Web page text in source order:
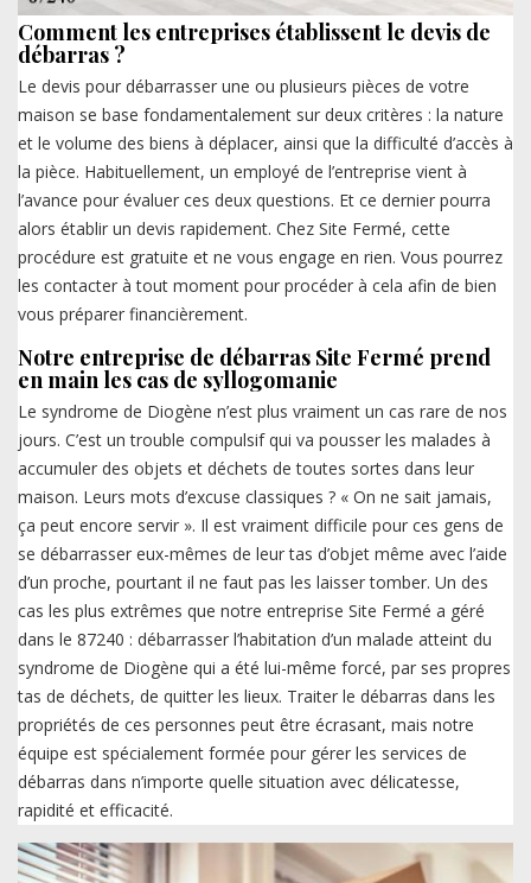
Comment les entreprises établissent le devis de
débarras ?
Le devis pour débarrasser une ou plusieurs pièces de votre
maison se base fondamentalement sur deux critères : la nature
et le volume des biens à déplacer, ainsi que la difficulté d’accès à
la pièce. Habituellement, un employé de l’entreprise vient à
l’avance pour évaluer ces deux questions. Et ce dernier pourra
alors établir un devis rapidement. Chez Site Fermé, cette
procédure est gratuite et ne vous engage en rien. Vous pourrez
les contacter à tout moment pour procéder à cela afin de bien
vous préparer financièrement.
Notre entreprise de débarras Site Fermé prend
en main les cas de syllogomanie
Le syndrome de Diogène n’est plus vraiment un cas rare de nos
jours. C’est un trouble compulsif qui va pousser les malades à
accumuler des objets et déchets de toutes sortes dans leur
maison. Leurs mots d’excuse classiques ? « On ne sait jamais,
ça peut encore servir ». Il est vraiment difficile pour ces gens de
se débarrasser eux-mêmes de leur tas d’objet même avec l’aide
d’un proche, pourtant il ne faut pas les laisser tomber. Un des
cas les plus extrêmes que notre entreprise Site Fermé a géré
dans le 87240 : débarrasser l’habitation d’un malade atteint du
syndrome de Diogène qui a été lui-même forcé, par ses propres
tas de déchets, de quitter les lieux. Traiter le débarras dans les
propriétés de ces personnes peut être écrasant, mais notre
équipe est spécialement formée pour gérer les services de
débarras dans n’importe quelle situation avec délicatesse,
rapidité et efficacité.